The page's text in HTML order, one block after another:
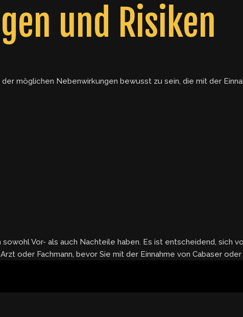
und Risiken
möglichen Nebenwirkungen bewusst zu sein, die mit der
sowohl Vor- als auch Nachteile haben. Es ist entscheidend, sich
oder Fachmann, bevor Sie mit der Einnahme von Cabaser